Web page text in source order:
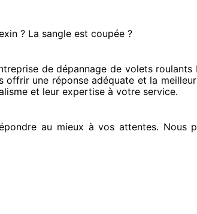
? La sangle est coupée ?
de dépannage de volets roulants
offrir une réponse adéquate et la
et leur expertise à votre service.
au mieux à vos attentes. Nous